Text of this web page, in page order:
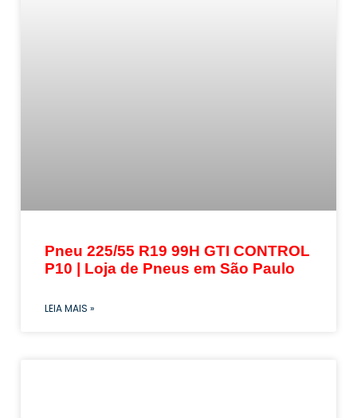
Pneu 225/55 R19 99H GTI CONTROL
P10 | Loja de Pneus em São Paulo
LEIA MAIS »